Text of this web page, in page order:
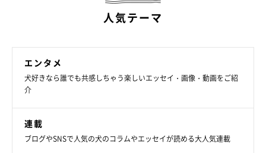
人気テーマ
エンタメ
犬好きなら誰でも共感しちゃう楽しいエッセイ・画像・動画をご紹
介
連載
ブログやSNSで人気の犬のコラムやエッセイが読める大人気連載